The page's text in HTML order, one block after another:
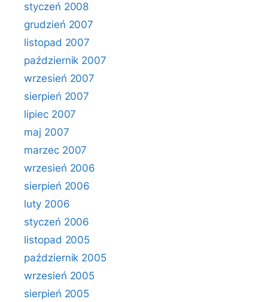
styczeń 2008
grudzień 2007
listopad 2007
październik 2007
wrzesień 2007
sierpień 2007
lipiec 2007
maj 2007
marzec 2007
wrzesień 2006
sierpień 2006
luty 2006
styczeń 2006
listopad 2005
październik 2005
wrzesień 2005
sierpień 2005